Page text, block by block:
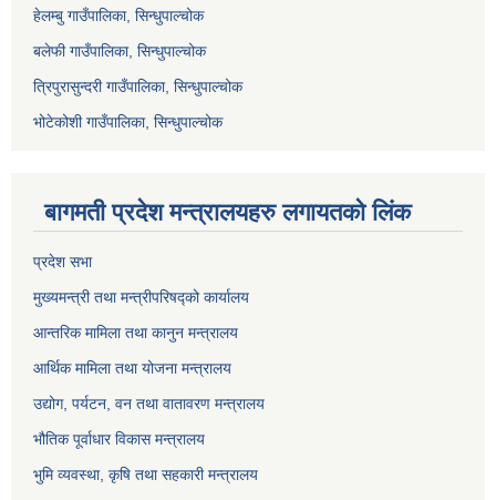
हेलम्बु गाउँपालिका, सिन्धुपाल्चोक
बलेफी गाउँपालिका, सिन्धुपाल्चोक
त्रिपुरासुन्दरी गाउँपालिका, सिन्धुपाल्चोक
भोटेकोशी गाउँपालिका, सिन्धुपाल्चोक
बागमती प्रदेश मन्त्रालयहरु लगायतको लिंक
प्रदेश सभा
मुख्यमन्त्री तथा मन्त्रीपरिषद्को कार्यालय
आन्तरिक मामिला तथा कानुन मन्त्रालय
आर्थिक मामिला तथा योजना मन्त्रालय
उद्योग, पर्यटन, वन तथा वातावरण मन्त्रालय
भौतिक पूर्वाधार विकास मन्त्रालय
भुमि व्यवस्था, कृषि तथा सहकारी मन्त्रालय